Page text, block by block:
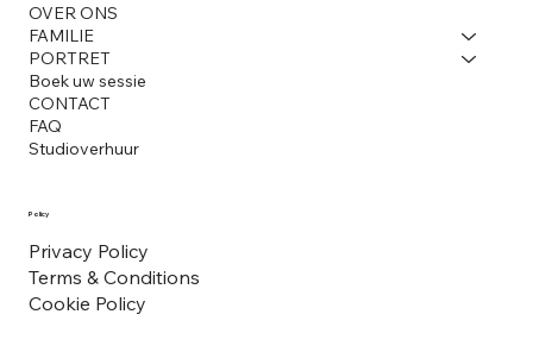
OVER ONS
FAMILIE
PORTRET
Boek uw sessie
CONTACT
FAQ
Studioverhuur
Policy
Privacy Policy
Terms & Conditions
Cookie Policy